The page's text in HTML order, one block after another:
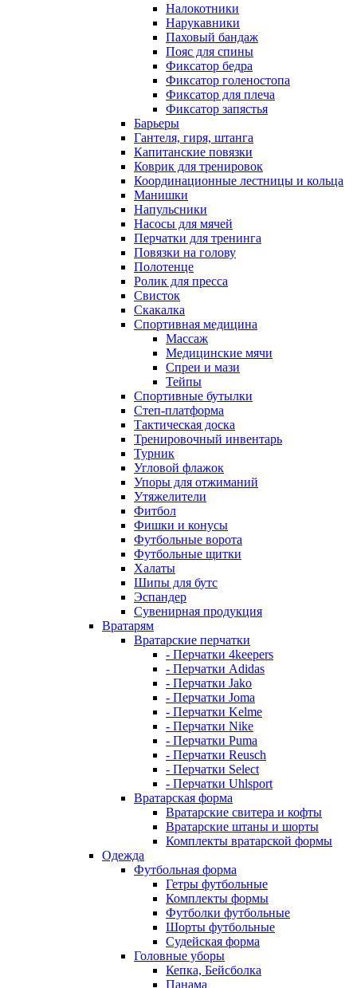
Налокотники
Нарукавники
Паховый бандаж
Пояс для спины
Фиксатор бедра
Фиксатор голеностопа
Фиксатор для плеча
Фиксатор запястья
Барьеры
Гантеля, гиря, штанга
Капитанские повязки
Коврик для тренировок
Координационные лестницы и кольца
Манишки
Напульсники
Насосы для мячей
Перчатки для тренинга
Повязки на голову
Полотенце
Ролик для пресса
Свисток
Скакалка
Спортивная медицина
Массаж
Медицинские мячи
Спреи и мази
Тейпы
Спортивные бутылки
Степ-платформа
Тактическая доска
Тренировочный инвентарь
Турник
Угловой флажок
Упоры для отжиманий
Утяжелители
Фитбол
Фишки и конусы
Футбольные ворота
Футбольные щитки
Халаты
Шипы для бутс
Эспандер
Сувенирная продукция
Вратарям
Вратарские перчатки
- Перчатки 4keepers
- Перчатки Adidas
- Перчатки Jako
- Перчатки Joma
- Перчатки Kelme
- Перчатки Nike
- Перчатки Puma
- Перчатки Reusch
- Перчатки Select
- Перчатки Uhlsport
Вратарская форма
Вратарские свитера и кофты
Вратарские штаны и шорты
Комплекты вратарской формы
Одежда
Футбольная форма
Гетры футбольные
Комплекты формы
Футболки футбольные
Шорты футбольные
Судейская форма
Головные уборы
Кепка, Бейсболка
Панама